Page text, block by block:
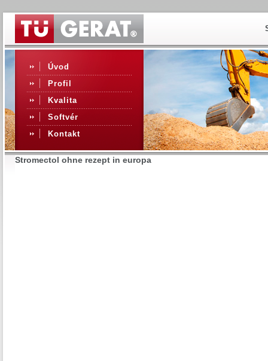
Úvod
Profil
Kvalita
Softvér
Kontakt
Stromectol ohne rezept in europa